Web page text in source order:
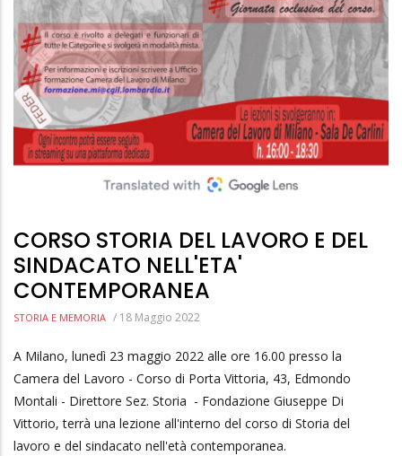
CORSO STORIA DEL LAVORO E DEL
SINDACATO NELL'ETA'
CONTEMPORANEA
STORIA E MEMORIA / 18 Maggio 2022
A Milano, lunedì 23 maggio 2022 alle ore 16.00 presso la
Camera del Lavoro - Corso di Porta Vittoria, 43, Edmondo
Montali - Direttore Sez. Storia - Fondazione Giuseppe Di
Vittorio, terrà una lezione all'interno del corso di Storia del
lavoro e del sindacato nell'età contemporanea.